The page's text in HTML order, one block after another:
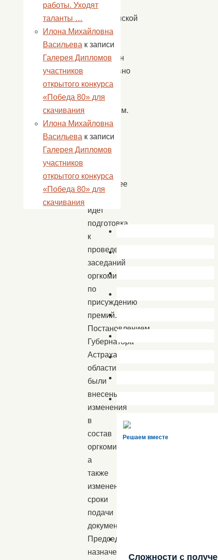
туризма
Астраханской
области.
Игорь
Бабушкин
оперативно
перешел
к
действиям.
настоящее
идет
подготовка
к
проведению
заседаний
оргкомитетов
по
присуждению
премий.
Постановлением
Губернатора
Астраханской
области
были
внесены
изменения
в
состав
оргкомитетов,
а
также
изменены
сроки
подачи
документов.
Председателем
назначена
работы. Уходят
таланты …
Илона Михайловна
Васильева к записи
Галерея Дипломов
участников
открытого конкурса
«Победа 80» для
скачивания
Илона Михайловна
Васильева к записи
Галерея Дипломов
участников
открытого конкурса
«Победа 80» для
скачивания
Решаем вместе
Сложности с